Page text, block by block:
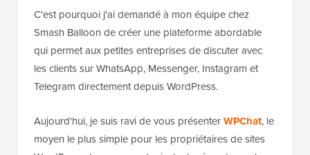
C'est pourquoi j'ai demandé à mon équipe chez
Smash Balloon de créer une plateforme abordable
qui permet aux petites entreprises de discuter avec
les clients sur WhatsApp, Messenger, Instagram et
Telegram directement depuis WordPress.
Aujourd'hui, je suis ravi de vous présenterWPChat, le
moyen le plus simple pour les propriétaires de sites